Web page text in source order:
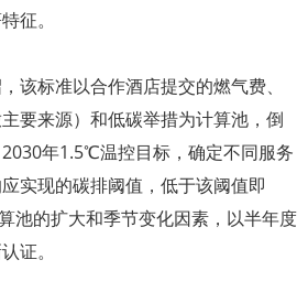
征。
该标准以合作酒店提交的燃气费、
要来源）和低碳举措为计算池，倒
年1.5℃温控目标，确定不同服务
实现的碳排阈值，低于该阈值即
池的扩大和季节变化因素，以半年度
证。